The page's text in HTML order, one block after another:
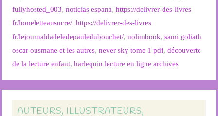
fullyhosted_003,noticias espana,https://delivrer-des-livres
fr/lomeletteausucre/,https://delivrer-des-livres
fr/lejournaldadeledepauledubouchet/,nolimbook,sami goliath
oscar ousmane et les autres,never sky tome 1 pdf,découverte
de la lecture enfant,harlequin lecture en ligne archives
AUTEURS, ILLUSTRATEURS,